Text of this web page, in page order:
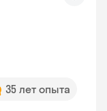
35 лет опыта